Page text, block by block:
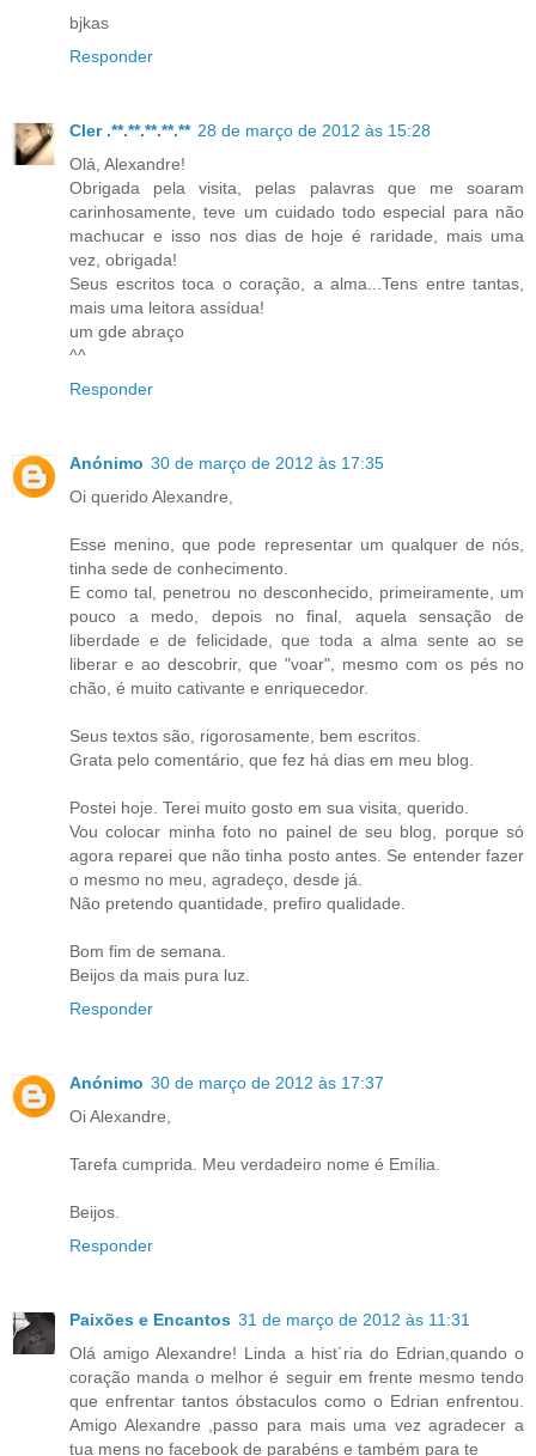
bjkas
Responder
Cler .**.**.**.**.** 28 de março de 2012 às 15:28
Olá, Alexandre!
Obrigada pela visita, pelas palavras que me soaram
carinhosamente, teve um cuidado todo especial para não
machucar e isso nos dias de hoje é raridade, mais uma
vez, obrigada!
Seus escritos toca o coração, a alma...Tens entre tantas,
mais uma leitora assídua!
um gde abraço
^^
Responder
Anónimo 30 de março de 2012 às 17:35
Oi querido Alexandre,
Esse menino, que pode representar um qualquer de nós,
tinha sede de conhecimento.
E como tal, penetrou no desconhecido, primeiramente, um
pouco a medo, depois no final, aquela sensação de
liberdade e de felicidade, que toda a alma sente ao se
liberar e ao descobrir, que "voar", mesmo com os pés no
chão, é muito cativante e enriquecedor.
Seus textos são, rigorosamente, bem escritos.
Grata pelo comentário, que fez há dias em meu blog.
Postei hoje. Terei muito gosto em sua visita, querido.
Vou colocar minha foto no painel de seu blog, porque só
agora reparei que não tinha posto antes. Se entender fazer
o mesmo no meu, agradeço, desde já.
Não pretendo quantidade, prefiro qualidade.
Bom fim de semana.
Beijos da mais pura luz.
Responder
Anónimo 30 de março de 2012 às 17:37
Oi Alexandre,
Tarefa cumprida. Meu verdadeiro nome é Emília.
Beijos.
Responder
Paixões e Encantos 31 de março de 2012 às 11:31
Olá amigo Alexandre! Linda a hist´ria do Edrian,quando o
coração manda o melhor é seguir em frente mesmo tendo
que enfrentar tantos óbstaculos como o Edrian enfrentou.
Amigo Alexandre ,passo para mais uma vez agradecer a
tua mens no facebook de parabéns e também para te